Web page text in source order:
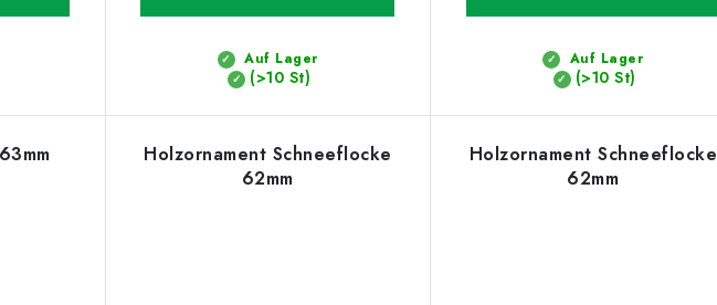
Auf Lager
(>10 St)
Auf Lager
(>10 St)
Holzornament Schneeflocke
62mm
Holzornament Schneeflocke
62mm